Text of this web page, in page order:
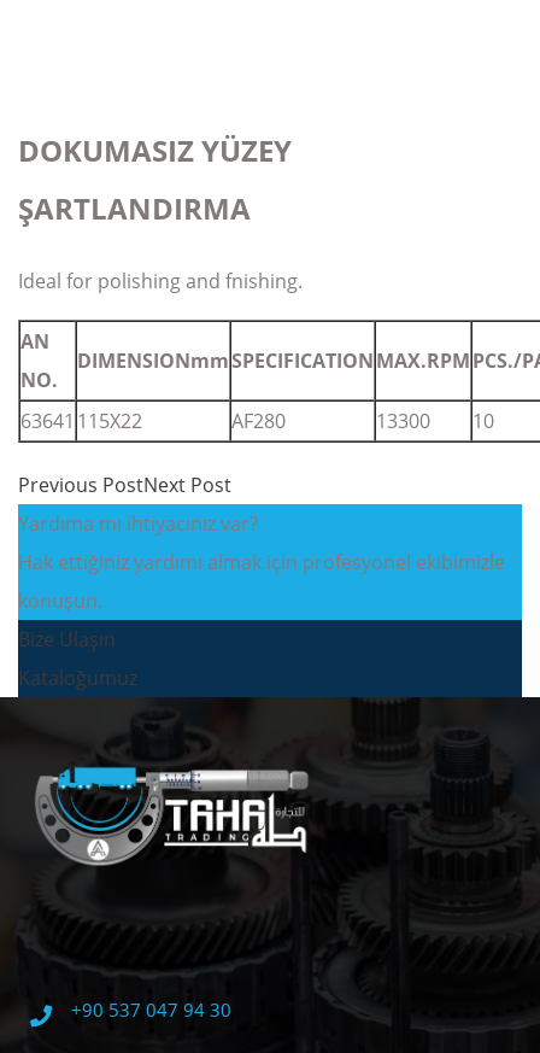
DOKUMASIZ YÜZEY
ŞARTLANDIRMA
Ideal for polishing and fnishing.
AN
NO.
DIMENSIONmmSPECIFICATIONMAX.RPMPCS./
63641 115X22 AF280 13300 10
Previous PostNext Post
Yardıma mı ihtiyacınız var?
Hak ettiğiniz yardımı almak için profesyonel ekibimizle
konuşun.
Bize Ulaşın
Kataloğumuz
+90 537 047 94 30